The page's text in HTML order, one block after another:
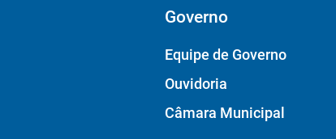
Governo
Equipe de Governo
Ouvidoria
Câmara Municipal